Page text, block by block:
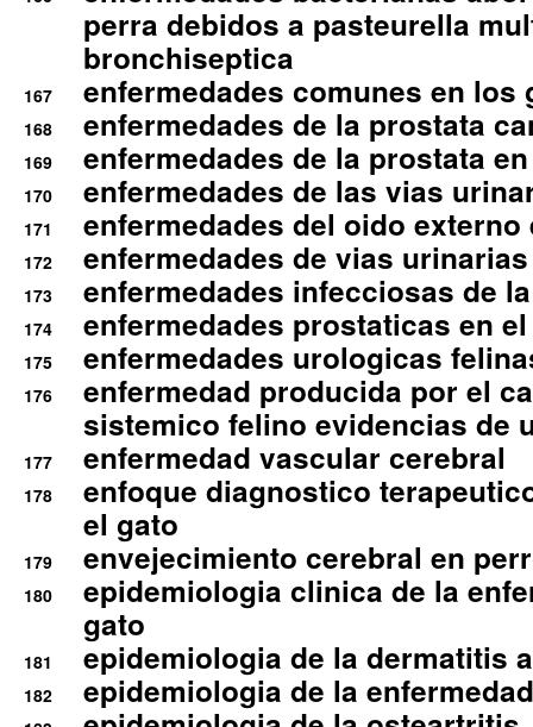
perra debidos a pasteurella
bronchiseptica
167 enfermedades comunes en los
168 enfermedades de la prostata
169 enfermedades de la prostata
170 enfermedades de las vias
171 enfermedades del oido
172 enfermedades de vias
173 enfermedades infecciosas de
174 enfermedades prostaticas en
175 enfermedades urologicas
176
enfermedad producida por el
sistemico felino evidencias de
177 enfermedad vascular cerebral
178
enfoque diagnostico
el gato
179 envejecimiento cerebral en
180
epidemiologia clinica de la
gato
181 epidemiologia de la dermatitis
182 epidemiologia de la